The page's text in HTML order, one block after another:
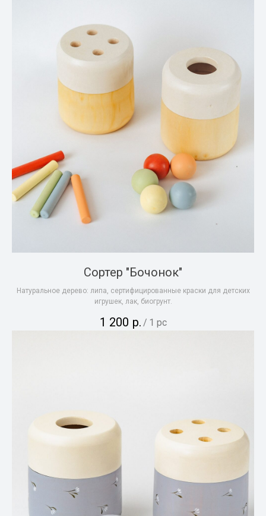
Сортер "Бочонок"
Натуральное дерево: липа, сертифицированные краски для детских
игрушек, лак, биогрунт.
1 200 р. / 1 pc